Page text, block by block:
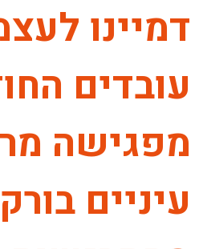
דמיינו
עובדים
מפגישה
עיניים